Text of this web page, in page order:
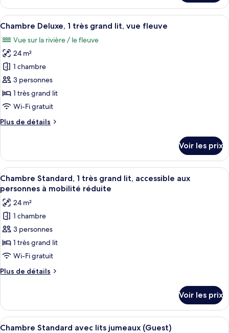
ville
(King)
le
type
de
Chambre
Deluxe,
vue
ville
(King)
Afficher
toutes
les
photos
pour
ce
type
de
chambre :
Chambre
très
grand
lit,
vue
fleuve
Une chambre d’hôtel moderne,
7
Chambre Deluxe, 1 très grand lit, vue fleuve
Vue sur la rivière / le fleuve
24 m²
1 chambre
3 personnes
1 très grand lit
Wi-Fi gratuit
Plus de détails
Plus
le
type
de
chambre
Chambre
Deluxe,
très
grand
lit,
fleuve
Voir les prix
Afficher
toutes
les
photos
pour
ce
type
de
chambre :
Chambre
1
très
grand
Une chambre d’hôtel dotée d’un
6
Chambre Standard, 1 très grand lit, accessible aux
personnes à mobilité réduite
24 m²
1 chambre
3 personnes
1 très grand lit
Wi-Fi gratuit
Plus de détails
Plus
le
type
de
Voir les prix
Afficher
Une chambre d’hôtel avec deux lits,
4
Chambre Standard avec lits jumeaux (Guest)